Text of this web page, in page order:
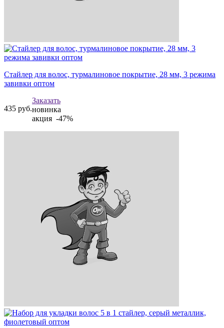
Стайлер для волос, турмалиновое покрытие, 28 мм, 3 режима
завивки оптом
435 руб.
Заказать
новинка
акция -47%